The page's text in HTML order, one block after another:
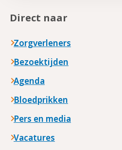
Direct naar
Zorgverleners
Bezoektijden
Agenda
Bloedprikken
Pers en media
Vacatures